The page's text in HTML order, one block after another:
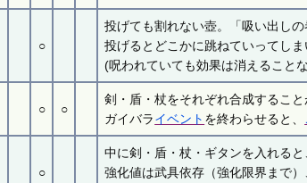
○
投げても割れない壺。「吸い出し
投げるとどこかに跳ねていってし
(呪われていても効果は消えること
○ ○
剣・盾・杖をそれぞれ合成するこ
ガイバライベント を終わらせると、
○
中に剣・盾・杖・ギタンを入れる
強化値は武具依存（強化限界まで